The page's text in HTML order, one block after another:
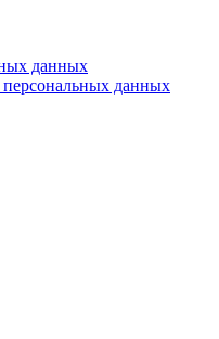
данных
данных